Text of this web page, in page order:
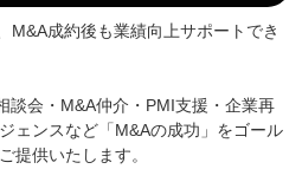
M&A成約後も業績向上サポートでき
談会・M&A仲介・PMI支援・企業再
ェンスなど「M&Aの成功」をゴール
提供いたします。